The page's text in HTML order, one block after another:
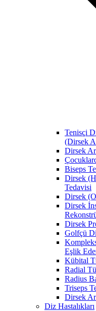
Tenisçi
(Dirsek
Dirsek
Biseps
Dirsek
Tedavisi
Dirsek
Dirsek
Dirsek
Golfçü
Eşlik
Kübital
Radial
Radius
Triseps
Dirsek
Diz Hastalıkları